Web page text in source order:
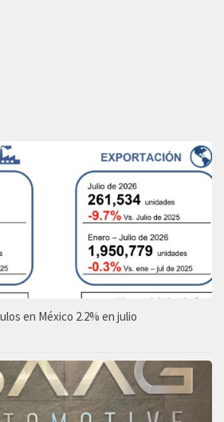
en México 2.2% en julio